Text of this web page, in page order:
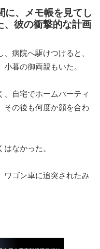
に、メモ帳を見てし
彼の衝撃的な計画
病院へ駆けつけると、
暮の御両親もいた。
自宅でホームパーティ
その後も何度か顔を合わ
なかった。
ワゴン車に追突されたみ